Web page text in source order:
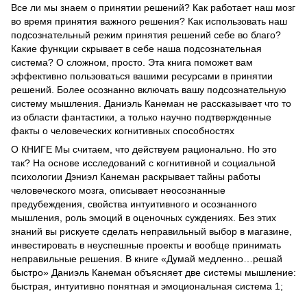
Все ли мы знаем о принятии решений? Как работает наш мозг
во время принятия важного решения? Как использовать наш
подсознательный режим принятия решений себе во благо?
Какие функции скрывает в себе наша подсознательная
система? О сложном, просто. Эта книга поможет вам
эффективно пользоваться вашими ресурсами в принятии
решений. Более осознанно включать вашу подсознательную
систему мышления. Даниэль Канеман не рассказывает что то
из области фантастики, а только научно подтвержденные
факты о человеческих когнитивных способностях
О КНИГЕ Мы считаем, что действуем рационально. Но это
так? На основе исследований с когнитивной и социальной
психологии Дэниэл Канеман раскрывает тайны работы
человеческого мозга, описывает неосознанные
предубеждения, свойства интуитивного и осознанного
мышления, роль эмоций в оценочных суждениях. Без этих
знаний вы рискуете сделать неправильный выбор в магазине,
инвестировать в неуспешные проекты и вообще принимать
неправильные решения. В книге «Думай медленно…решай
быстро» Даниэль Канеман объясняет две системы мышление:
быстрая, интуитивно понятная и эмоциональная система 1;